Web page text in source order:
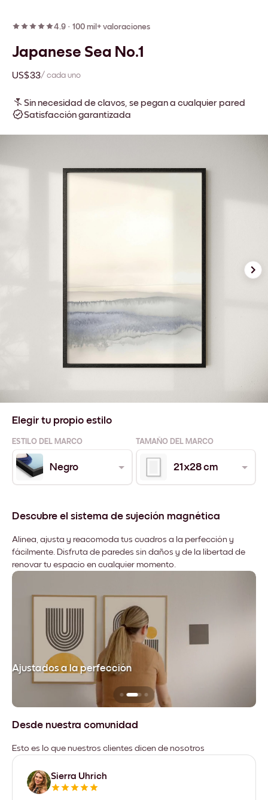
4.9 · 100 mil+ valoraciones
Japanese Sea No.1
US$33/ cada uno
Sin necesidad de clavos, se pegan a cualquier pared
Satisfacción garantizada
Elegir tu propio estilo
ESTILO DEL MARCO TAMAÑO DEL MARCO
Negro 21x28 cm
Descubre el sistema de sujeción magnética
Alinea, ajusta y reacomoda tus cuadros a la perfección y
fácilmente. Disfruta de paredes sin daños y de la libertad de
renovar tu espacio en cualquier momento.
Ajustados a la perfección
Desde nuestra comunidad
Esto es lo que nuestros clientes dicen de nosotros
Sierra Uhrich